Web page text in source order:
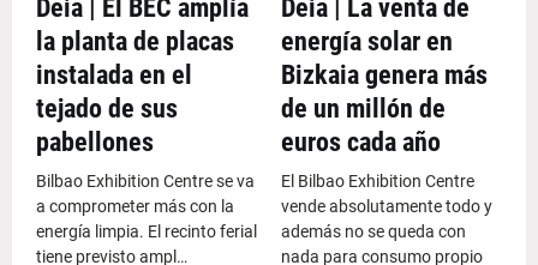
Deia | El BEC amplía
la planta de placas
instalada en el
tejado de sus
pabellones
Bilbao Exhibition Centre se va
a comprometer más con la
energía limpia. El recinto ferial
tiene previsto ampl…
Deia | La venta de
energía solar en
Bizkaia genera más
de un millón de
euros cada año
El Bilbao Exhibition Centre
vende absolutamente todo y
además no se queda con
nada para consumo propio